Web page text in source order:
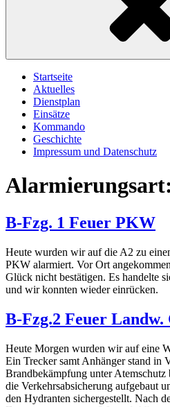
Startseite
Aktuelles
Dienstplan
Einsätze
Kommando
Geschichte
Impressum und Datenschutz
Alarmierungsart:
B-Fzg. 1 Feuer PKW
Heute wurden wir auf die A2 zu
PKW alarmiert. Vor Ort
Glück nicht bestätigen. Es handelte
und wir konnten wieder einrücken.
B-Fzg.2 Feuer Landw.
Heute Morgen wurden wir auf eine
Ein Trecker samt Anhänger stand in
Brandbekämpfung unter
die Verkehrsabsicherung aufgebaut
den Hydranten sichergestellt. Nach